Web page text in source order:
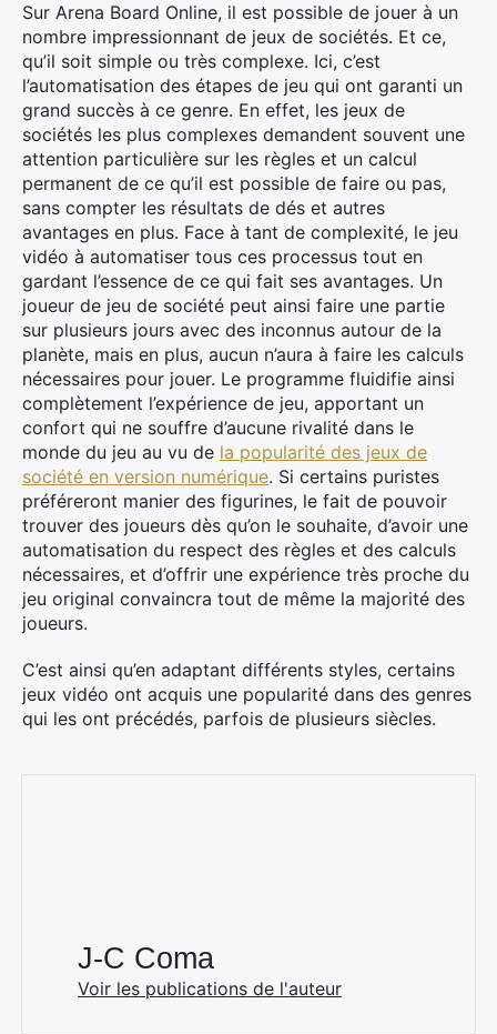
Sur Arena Board Online, il est possible de jouer à un
nombre impressionnant de jeux de sociétés. Et ce,
qu’il soit simple ou très complexe. Ici, c’est
l’automatisation des étapes de jeu qui ont garanti un
grand succès à ce genre. En effet, les jeux de
sociétés les plus complexes demandent souvent une
attention particulière sur les règles et un calcul
permanent de ce qu’il est possible de faire ou pas,
sans compter les résultats de dés et autres
avantages en plus. Face à tant de complexité, le jeu
vidéo à automatiser tous ces processus tout en
gardant l’essence de ce qui fait ses avantages. Un
joueur de jeu de société peut ainsi faire une partie
sur plusieurs jours avec des inconnus autour de la
planète, mais en plus, aucun n’aura à faire les calculs
nécessaires pour jouer. Le programme fluidifie ainsi
complètement l’expérience de jeu, apportant un
confort qui ne souffre d’aucune rivalité dans le
monde du jeu au vu de la popularité des jeux de
société en version numérique. Si certains puristes
préféreront manier des figurines, le fait de pouvoir
trouver des joueurs dès qu’on le souhaite, d’avoir une
automatisation du respect des règles et des calculs
nécessaires, et d’offrir une expérience très proche du
jeu original convaincra tout de même la majorité des
joueurs.
C’est ainsi qu’en adaptant différents styles, certains
jeux vidéo ont acquis une popularité dans des genres
qui les ont précédés, parfois de plusieurs siècles.
J-C Coma
Voir les publications de l'auteur